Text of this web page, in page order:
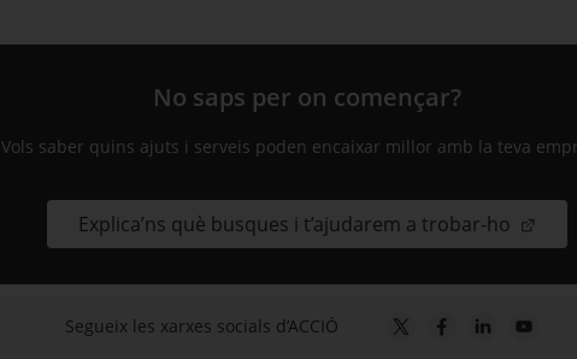
No saps per on començar?
Vols saber quins ajuts i serveis poden encaixar millor amb la teva
Explica’ns què busques i t’ajudarem a trobar-ho
Segueix les xarxes socials d’ACCIÓ